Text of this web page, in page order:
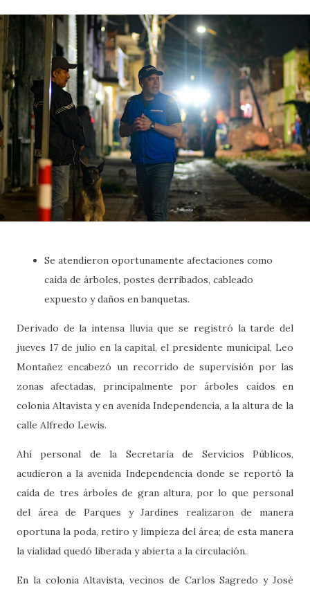
Se atendieron oportunamente afectaciones como
caída de árboles, postes derribados, cableado
expuesto y daños en banquetas.
Derivado de la intensa lluvia que se registró la tarde del
jueves 17 de julio en la capital, el presidente municipal, Leo
Montañez encabezó un recorrido de supervisión por las
zonas afectadas, principalmente por árboles caídos en
colonia Altavista y en avenida Independencia, a la altura de la
calle Alfredo Lewis.
Ahí personal de la Secretaría de Servicios Públicos,
acudieron a la avenida Independencia donde se reportó la
caída de tres árboles de gran altura, por lo que personal
del área de Parques y Jardines realizaron de manera
oportuna la poda, retiro y limpieza del área; de esta manera
la vialidad quedó liberada y abierta a la circulación.
En la colonia Altavista, vecinos de Carlos Sagredo y José